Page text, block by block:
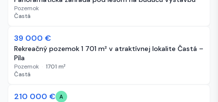
Pozemok
Častá
165 dní
39 000 €
Rekreačný pozemok 1 701 m² v atraktívnej lokalite Častá –
Píla
Pozemok · 1701 m²
Častá
172 dní
-30 000 €
210 000 € A